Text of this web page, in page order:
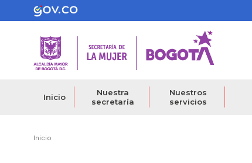
al
contenido
Inicio
Nuestra
secretaría
Nuestros
servicios
Ruta
Inicio